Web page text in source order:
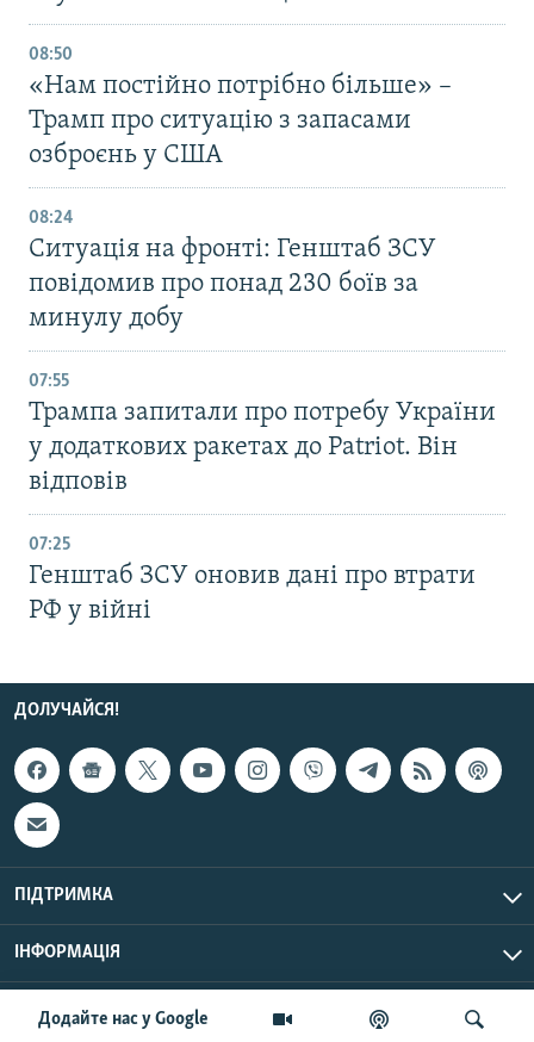
Додайте нас у Google
08:50
«Нам постійно потрібно більше» –
Трамп про ситуацію з запасами
озброєнь у США
08:24
Ситуація на фронті: Генштаб ЗСУ
повідомив про понад 230 боїв за
минулу добу
07:55
Трампа запитали про потребу України
у додаткових ракетах до Patriot. Він
відповів
07:25
Генштаб ЗСУ оновив дані про втрати
РФ у війні
ДОЛУЧАЙСЯ!
ПІДТРИМКА
ІНФОРМАЦІЯ
© Радіо Свобода, 2026 | Усі права застережено.
UTC+3